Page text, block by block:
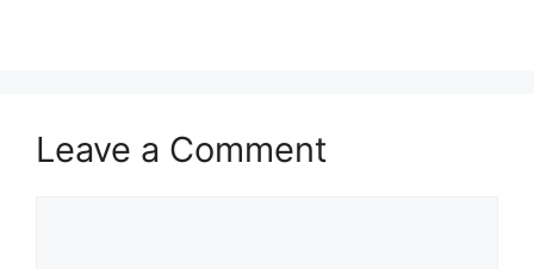
Leave a Comment